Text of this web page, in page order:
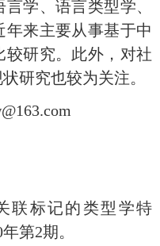
学、语言类型学、
来主要从事基于中
较研究。此外，对社
研究也较为关注。
联标记的类型学特
第2期。